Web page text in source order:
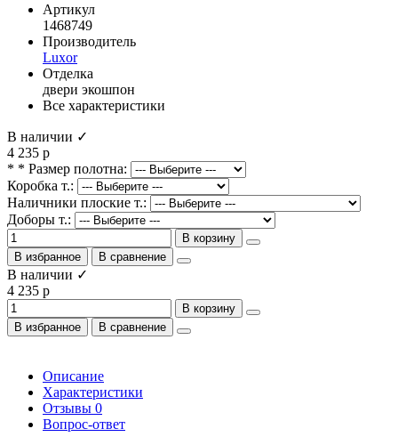
Артикул
1468749
Производитель
Luxor
Отделка
двери экошпон
Все характеристики
В наличии ✓
4 235 р
* * Размер полотна:
Коробка т.:
Наличники плоские т.:
Доборы т.:
В корзину
В избранное
В сравнение
В наличии ✓
4 235 р
В корзину
В избранное
В сравнение
Описание
Характеристики
Отзывы 0
Вопрос-ответ